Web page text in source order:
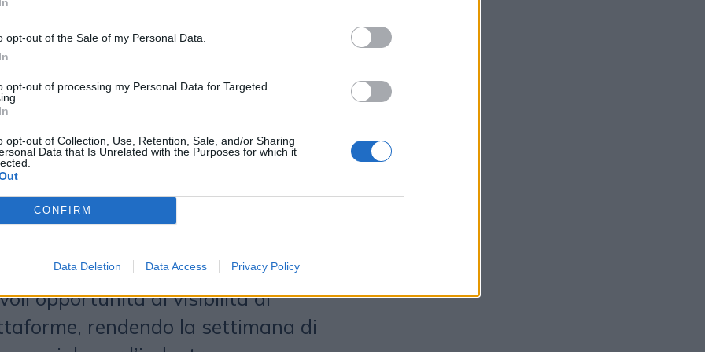
opt-out of the Sale of my Personal Data.
opt-out of processing my Personal Data for Targeted
opt-out of Collection, Use, Retention, Sale, and/or Sharing
Data that Is Unrelated with the Purposes for which it
CONFIRM
Data Deletion Data Access Privacy Policy
che la TV continua a rivestire,
volta anche dal successo di
Nel complesso comunque per il
il saldo atteso dovrebbe essere
generale. “Il Festival di
superato il passaggio della
confermandosi come evento
Bowl per il mercato
di garantire fino a 17.1
del 30% con un unico
opportunità di visibilità ai
rendendo la settimana di